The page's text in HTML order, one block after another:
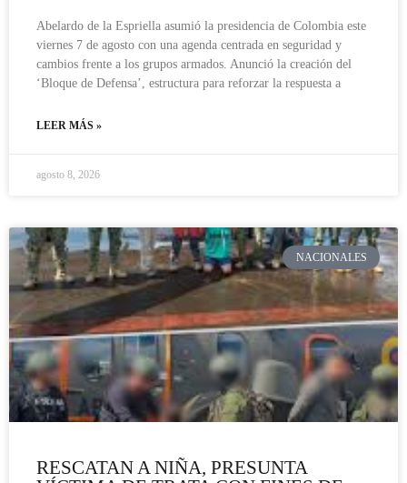
Abelardo de la Espriella asumió la presidencia de Colombia este
viernes 7 de agosto con una agenda centrada en seguridad y
cambios frente a los grupos armados. Anunció la creación del
‘Bloque de Defensa’, estructura para reforzar la respuesta a
LEER MÁS »
agosto 8, 2026
NACIONALES
RESCATAN A NIÑA, PRESUNTA